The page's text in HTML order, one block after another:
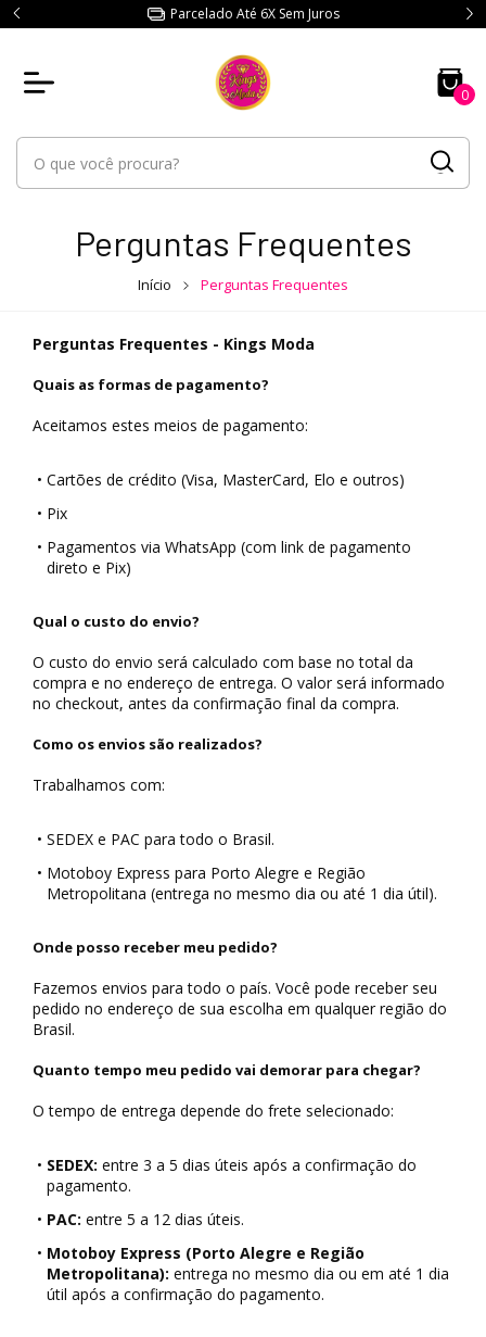
Parcelado Até 6X Sem Juros
0
Perguntas Frequentes
Início Perguntas Frequentes
Perguntas Frequentes - Kings Moda
Quais as formas de pagamento?
Aceitamos estes meios de pagamento:
• Cartões de crédito (Visa, MasterCard, Elo e outros)
• Pix
• Pagamentos via WhatsApp (com link de pagamento
direto e Pix)
Qual o custo do envio?
O custo do envio será calculado com base no total da
compra e no endereço de entrega. O valor será informado
no checkout, antes da confirmação final da compra.
Como os envios são realizados?
Trabalhamos com:
• SEDEX e PAC para todo o Brasil.
• Motoboy Express para Porto Alegre e Região
Metropolitana (entrega no mesmo dia ou até 1 dia útil).
Onde posso receber meu pedido?
Fazemos envios para todo o país. Você pode receber seu
pedido no endereço de sua escolha em qualquer região do
Brasil.
Quanto tempo meu pedido vai demorar para chegar?
O tempo de entrega depende do frete selecionado:
• SEDEX: entre 3 a 5 dias úteis após a confirmação do
pagamento.
• PAC: entre 5 a 12 dias úteis.
• Motoboy Express (Porto Alegre e Região
Metropolitana): entrega no mesmo dia ou em até 1 dia
útil após a confirmação do pagamento.